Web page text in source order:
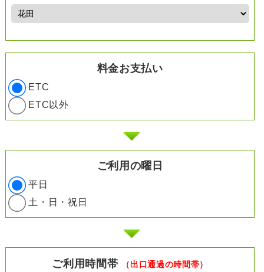
料金お支払い
ETC
ETC以外
ご利用の曜日
平日
土・日・祝日
ご利用時間帯 （出口通過の時間帯）